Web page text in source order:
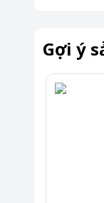
Gợi ý